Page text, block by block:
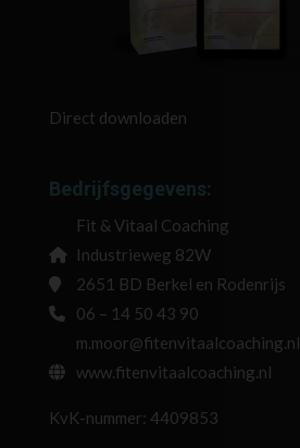
Direct downloaden
Bedrijfsgegevens:
Fit & Vitaal Coaching
Industrieweg 82W
2651 BD Berkel en Rodenrijs
06 – 14 50 43 90
m.moor@fitenvitaalcoaching.nl
www.fitenvitaalcoaching.nl
KvK-nummer: 4409853